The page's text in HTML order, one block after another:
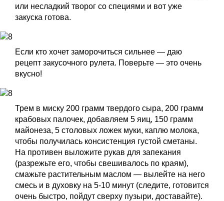
или несладкий творог со специями и вот уже
закуска готова.
Если кто хочет заморочиться сильнее — даю
рецепт закусочного рулета. Поверьте — это очень
вкусно!
Трем в миску 200 грамм твердого сыра, 200 грамм
крабовых палочек, добавляем 5 яиц, 150 грамм
майонеза, 5 столовых ложек муки, каплю молока,
чтобы получилась консистенция густой сметаны.
На противен выложите рукав для запекания
(разрежьте его, чтобы свешивалось по краям),
смажьте растительным маслом — вылейте на него
смесь и в духовку на 5-10 минут (следите, готовится
очень быстро, пойдут сверху пузыри, доставайте).